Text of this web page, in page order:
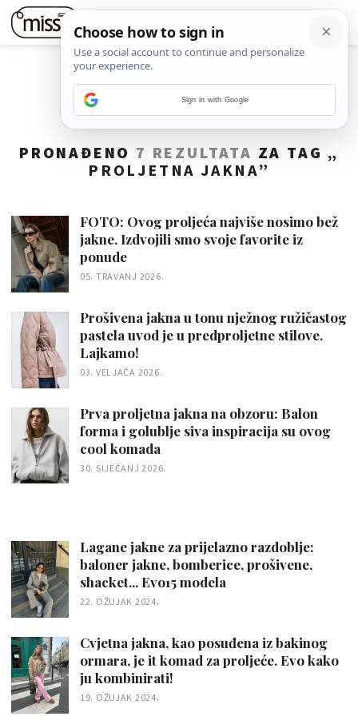
PRONAĐENO 7 REZULTATA ZA TAG „
PROLJETNA JAKNA”
FOTO: Ovog proljeća najviše nosimo bež
jakne. Izdvojili smo svoje favorite iz
ponude
05. TRAVANJ 2026.
Prošivena jakna u tonu nježnog ružičastog
pastela uvod je u predproljetne stilove.
Lajkamo!
03. VELJAČA 2026.
Prva proljetna jakna na obzoru: Balon
forma i golublje siva inspiracija su ovog
cool komada
30. SIJEČANJ 2026.
Lagane jakne za prijelazno razdoblje:
baloner jakne, bomberice, prošivene,
shacket... Evo15 modela
22. OŽUJAK 2024.
Cvjetna jakna, kao posuđena iz bakinog
ormara, je it komad za proljeće. Evo kako
ju kombinirati!
19. OŽUJAK 2024.
Sign in with Google